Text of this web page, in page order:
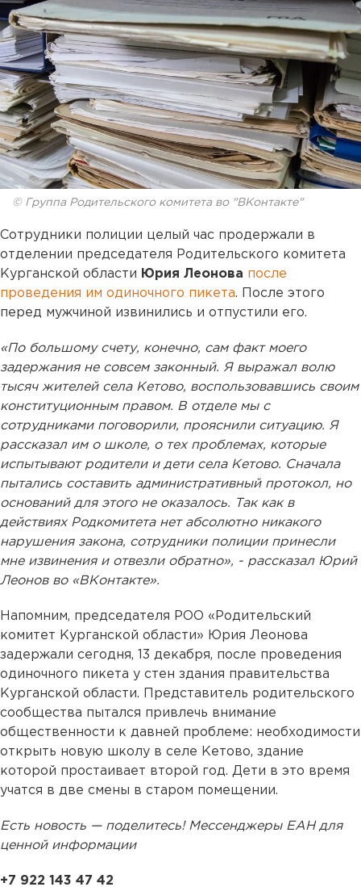
© Группа Родительского комитета во "ВКонтакте"
Сотрудники полиции целый час продержали в
отделении председателя Родительского комитета
Курганской области Юрия Леонова после
проведения им одиночного пикета. После этого
перед мужчиной извинились и отпустили его.
«По большому счету, конечно, сам факт моего
задержания не совсем законный. Я выражал волю
тысяч жителей села Кетово, воспользовавшись своим
конституционным правом. В отделе мы с
сотрудниками поговорили, прояснили ситуацию. Я
рассказал им о школе, о тех проблемах, которые
испытывают родители и дети села Кетово. Сначала
пытались составить административный протокол, но
оснований для этого не оказалось. Так как в
действиях Родкомитета нет абсолютно никакого
нарушения закона, сотрудники полиции принесли
мне извинения и отвезли обратно», - рассказал Юрий
Леонов во «ВКонтакте».
Напомним, председателя РОО «Родительский
комитет Курганской области» Юрия Леонова
задержали сегодня, 13 декабря, после проведения
одиночного пикета у стен здания правительства
Курганской области. Представитель родительского
сообщества пытался привлечь внимание
общественности к давней проблеме: необходимости
открыть новую школу в селе Кетово, здание
которой простаивает второй год. Дети в это время
учатся в две смены в старом помещении.
Есть новость — поделитесь! Мессенджеры ЕАН для
ценной информации
+7 922 143 47 42